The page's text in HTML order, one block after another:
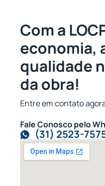
Com a
economia,
qualidade
da obra!
Entre em contato
Fale Conosco pelo
(31) 2523-